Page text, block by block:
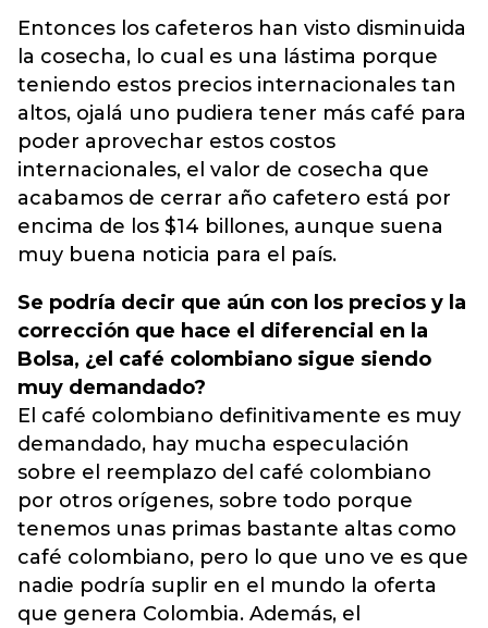
Entonces los cafeteros han visto disminuida
la cosecha, lo cual es una lástima porque
teniendo estos precios internacionales tan
altos, ojalá uno pudiera tener más café para
poder aprovechar estos costos
internacionales, el valor de cosecha que
acabamos de cerrar año cafetero está por
encima de los $14 billones, aunque suena
muy buena noticia para el país.
Se podría decir que aún con los precios y la
corrección que hace el diferencial en la
Bolsa, ¿el café colombiano sigue siendo
muy demandado?
El café colombiano definitivamente es muy
demandado, hay mucha especulación
sobre el reemplazo del café colombiano
por otros orígenes, sobre todo porque
tenemos unas primas bastante altas como
café colombiano, pero lo que uno ve es que
nadie podría suplir en el mundo la oferta
que genera Colombia. Además, el